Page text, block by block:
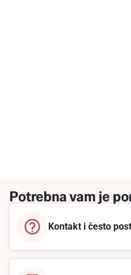
Potrebna vam je
Kontakt i često